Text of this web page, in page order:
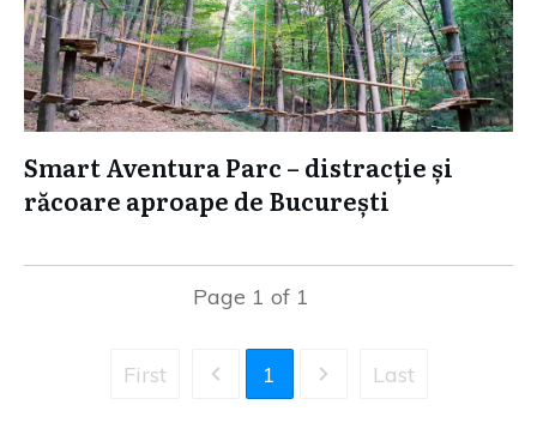
Smart Aventura Parc – distracție și
răcoare aproape de București
Page 1 of 1
First 1 Last